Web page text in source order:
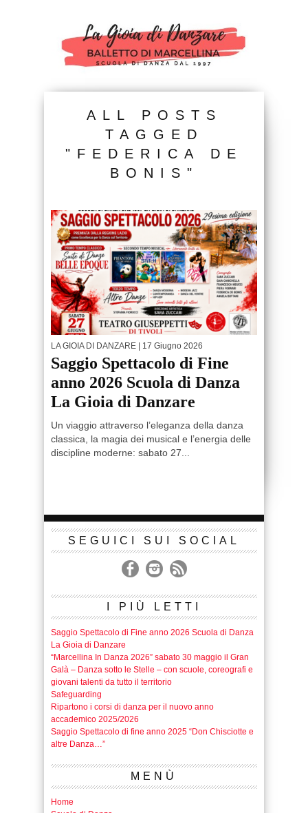
ALL POSTS
TAGGED
"FEDERICA DE
BONIS"
LA GIOIA DI DANZARE | 17 Giugno 2026
Saggio Spettacolo di Fine
anno 2026 Scuola di Danza
La Gioia di Danzare
Un viaggio attraverso l’eleganza della danza
classica, la magia dei musical e l’energia delle
discipline moderne: sabato 27...
SEGUICI SUI SOCIAL
I PIÙ LETTI
Saggio Spettacolo di Fine anno 2026 Scuola di Danza
La Gioia di Danzare
“Marcellina In Danza 2026” sabato 30 maggio il Gran
Galà – Danza sotto le Stelle – con scuole, coreografi e
giovani talenti da tutto il territorio
Safeguarding
Ripartono i corsi di danza per il nuovo anno
accademico 2025/2026
Saggio Spettacolo di fine anno 2025 “Don Chisciotte e
altre Danza…”
MENÙ
Home